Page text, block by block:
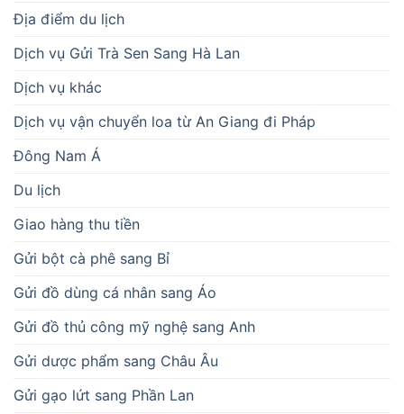
Địa điểm du lịch
Dịch vụ Gửi Trà Sen Sang Hà Lan
Dịch vụ khác
Dịch vụ vận chuyển loa từ An Giang đi Pháp
Đông Nam Á
Du lịch
Giao hàng thu tiền
Gửi bột cà phê sang Bỉ
Gửi đồ dùng cá nhân sang Áo
Gửi đồ thủ công mỹ nghệ sang Anh
Gửi dược phẩm sang Châu Âu
Gửi gạo lứt sang Phần Lan